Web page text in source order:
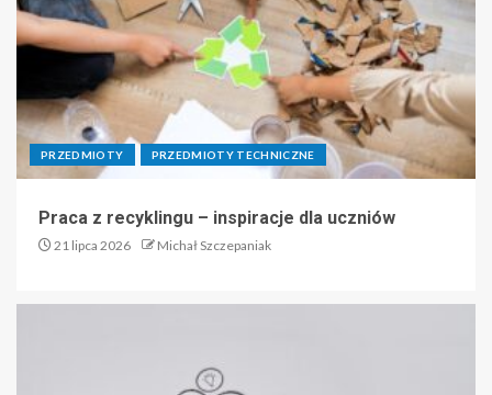
PRZEDMIOTY PRZEDMIOTY TECHNICZNE
Praca z recyklingu – inspiracje dla uczniów
21 lipca 2026 Michał Szczepaniak